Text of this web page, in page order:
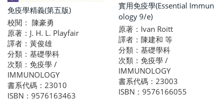
免疫學精義(第五版)
校閱： 陳豪勇
原著：J. H. L. Playfair
譯者：黃俊雄
分類：基礎學科
次類：免疫學 /
IMMUNOLOGY
書系代碼：23010
ISBN：9576163463
實用免疫學(Essential Immun
ology 9/e)
原著：Ivan Roitt
譯者：陳建和 等
分類：基礎學科
次類：免疫學 /
IMMUNOLOGY
書系代碼：23003
ISBN：9576166055